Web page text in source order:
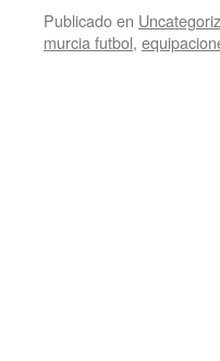
Publicado en
murcia futbol,